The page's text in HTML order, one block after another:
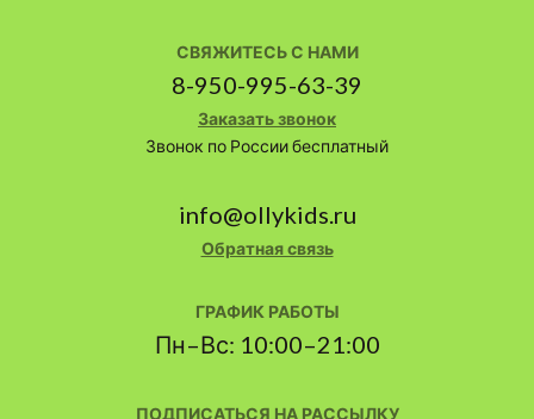
ПОДПИСАТЬСЯ НА РАССЫЛКУ
СВЯЖИТЕСЬ С НАМИ
8-950-995-63-39
Заказать звонок
Звонок по России бесплатный
info@ollykids.ru
Обратная связь
ГРАФИК РАБОТЫ
Пн–Вс: 10:00–21:00